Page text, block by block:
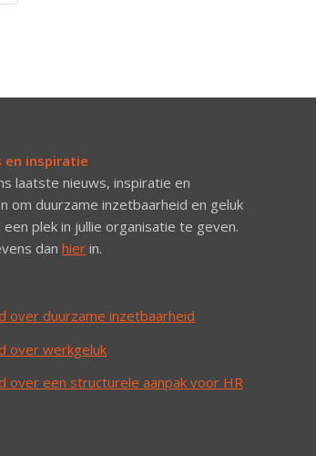
en inspiratie
laatste nieuws, inspiratie en
om duurzame inzetbaarheid en geluk
plek in jullie organisatie te geven.
danhier in.
over duurzame inzetbaarheid
over werkgeluk
over een structurele aanpak voor HR